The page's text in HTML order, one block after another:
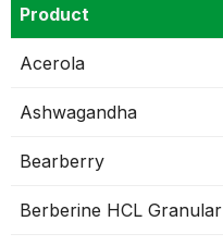
Product
Acerola
Ashwagandha
Bearberry
Berberine HCL Granular